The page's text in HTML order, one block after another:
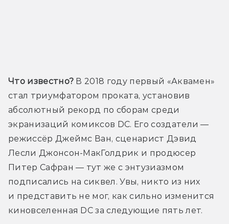
Что известно? В 2018 году первый «Аквамен»
стал триумфатором проката, установив
абсолютный рекорд по сборам среди
экранизаций комиксов DC. Его создатели —
режиссёр Джеймс Ван, сценарист Дэвид
Лесли Джонсон-МакГолдрик и продюсер
Питер Сафран — тут же с энтузиазмом
подписались на сиквел. Увы, никто из них
и представить не мог, как сильно изменится
киновселенная DC за следующие пять лет.